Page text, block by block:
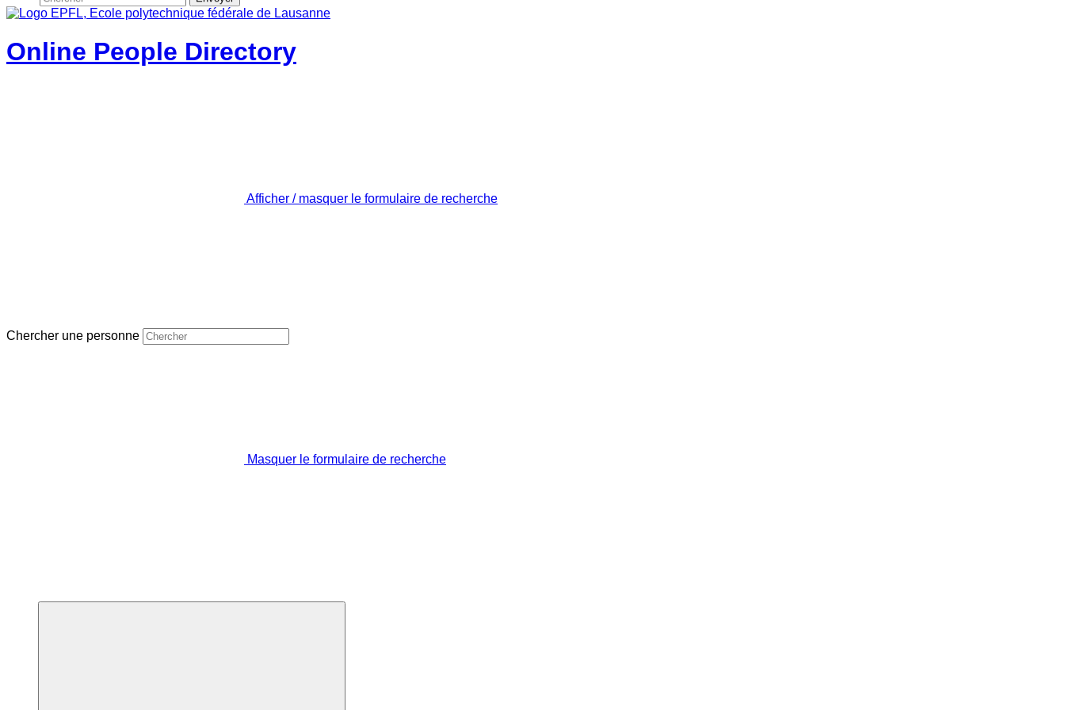
Online People Directory
Afficher / masquer le formulaire de recherche
Chercher une personne
Masquer le formulaire de recherche